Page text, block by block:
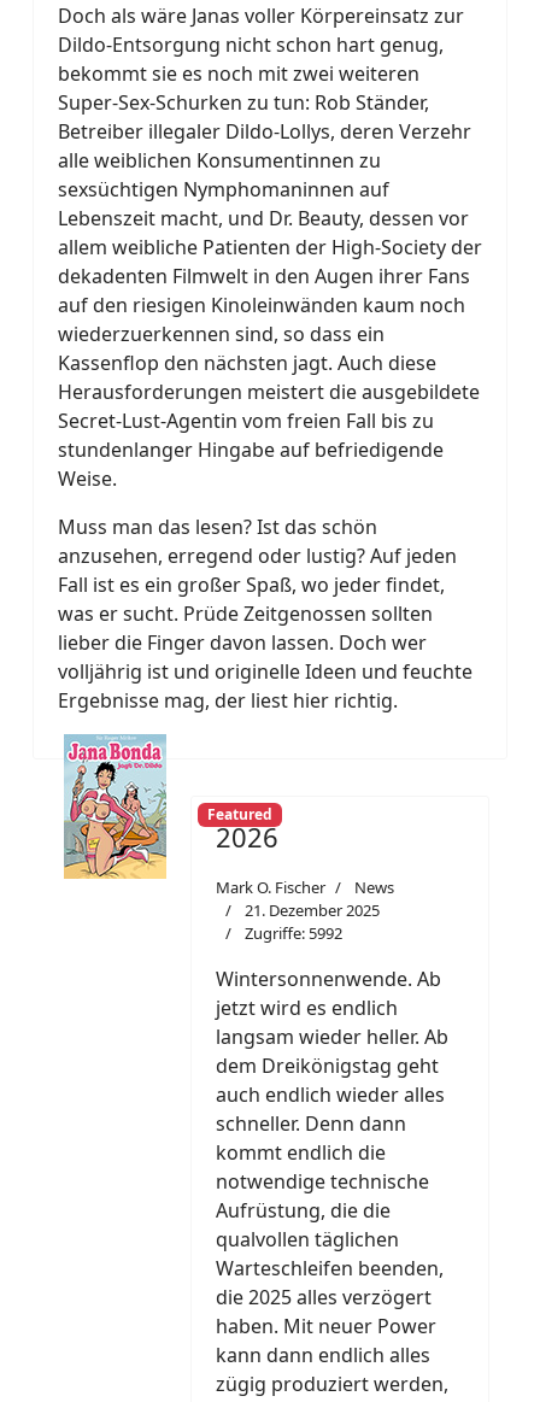
Doch als wäre Janas voller Körpereinsatz zur
Dildo-Entsorgung nicht schon hart genug,
bekommt sie es noch mit zwei weiteren
Super-Sex-Schurken zu tun: Rob Ständer,
Betreiber illegaler Dildo-Lollys, deren Verzehr
alle weiblichen Konsumentinnen zu
sexsüchtigen Nymphomaninnen auf
Lebenszeit macht, und Dr. Beauty, dessen vor
allem weibliche Patienten der High-Society der
dekadenten Filmwelt in den Augen ihrer Fans
auf den riesigen Kinoleinwänden kaum noch
wiederzuerkennen sind, so dass ein
Kassenflop den nächsten jagt. Auch diese
Herausforderungen meistert die ausgebildete
Secret-Lust-Agentin vom freien Fall bis zu
stundenlanger Hingabe auf befriedigende
Weise.
Muss man das lesen? Ist das schön
anzusehen, erregend oder lustig? Auf jeden
Fall ist es ein großer Spaß, wo jeder findet,
was er sucht. Prüde Zeitgenossen sollten
lieber die Finger davon lassen. Doch wer
volljährig ist und originelle Ideen und feuchte
Ergebnisse mag, der liest hier richtig.
Featured
2026
Mark O. Fischer
News
21. Dezember 2025
Zugriffe: 5992
Wintersonnenwende. Ab
jetzt wird es endlich
langsam wieder heller. Ab
dem Dreikönigstag geht
auch endlich wieder alles
schneller. Denn dann
kommt endlich die
notwendige technische
Aufrüstung, die die
qualvollen täglichen
Warteschleifen beenden,
die 2025 alles verzögert
haben. Mit neuer Power
kann dann endlich alles
zügig produziert werden,